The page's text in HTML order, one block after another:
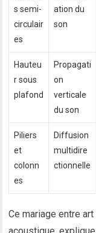
s semi-
circulair
es
ation du
son
Hauteu
r sous
plafond
Propagati
on
verticale
du son
Piliers
et
colonn
es
Diffusion
multidire
ctionnelle
Ce mariage entre